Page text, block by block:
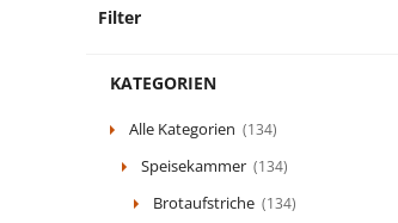
Filter
KATEGORIEN
Alle Kategorien (134)
Speisekammer (134)
Brotaufstriche (134)